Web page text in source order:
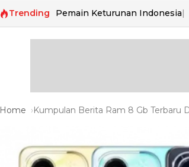
Trending Pemain Keturunan Indonesia
Home Kumpulan Berita Ram 8 Gb Terbaru